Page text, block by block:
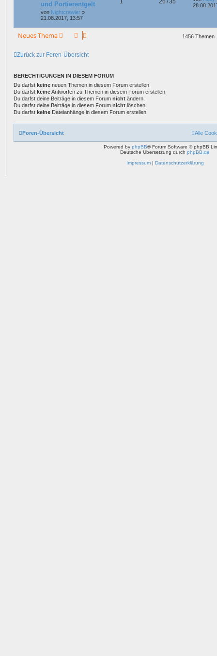
und Portierentgelt
von Nightcrawler »
21.08.2017, 13:57
1 26735
Neues Thema 1456 Themen
Zurück zur Foren-Übersicht
BERECHTIGUNGEN IN DIESEM FORUM
Du darfst keine neuen Themen in diesem Forum erstellen.
Du darfst keineAntworten zu Themen in diesem Forum erstellen.
Du darfst deine Beiträge in diesem Forum nicht ändern.
Du darfst deine Beiträge in diesem Forum nicht löschen.
Du darfst keine Dateianhänge in diesem Forum erstellen.
Foren-Übersicht Alle
Powered by phpBB® Forum Software © phpBB
Deutsche Übersetzung durch phpBB.de
Impressum| Datenschutzerklärung